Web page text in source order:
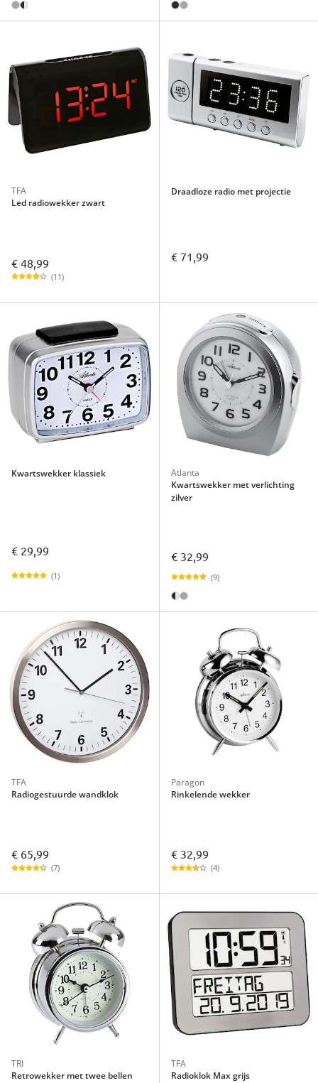
TFA
Led radiowekker zwart
€ 48,99
(11)
Draadloze radio met projectie
€ 71,99
Kwartswekker klassiek
€ 29,99
(1)
Atlanta
Kwartswekker met verlichting
zilver
€ 32,99
(9)
TFA
Radiogestuurde wandklok
€ 65,99
(7)
Paragon
Rinkelende wekker
€ 32,99
(4)
TRI
Retrowekker met twee bellen
TFA
Radioklok Max grijs